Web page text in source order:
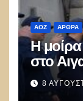
ΑΟΖ ΑΡΘΡΑ
Η
στο
8